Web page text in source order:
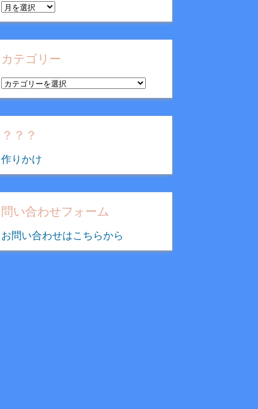
ア
ー
カ
イ
カテゴリー
カ
テ
ゴ
リ
？？？
作りかけ
問い合わせフォーム
お問い合わせはこちらから